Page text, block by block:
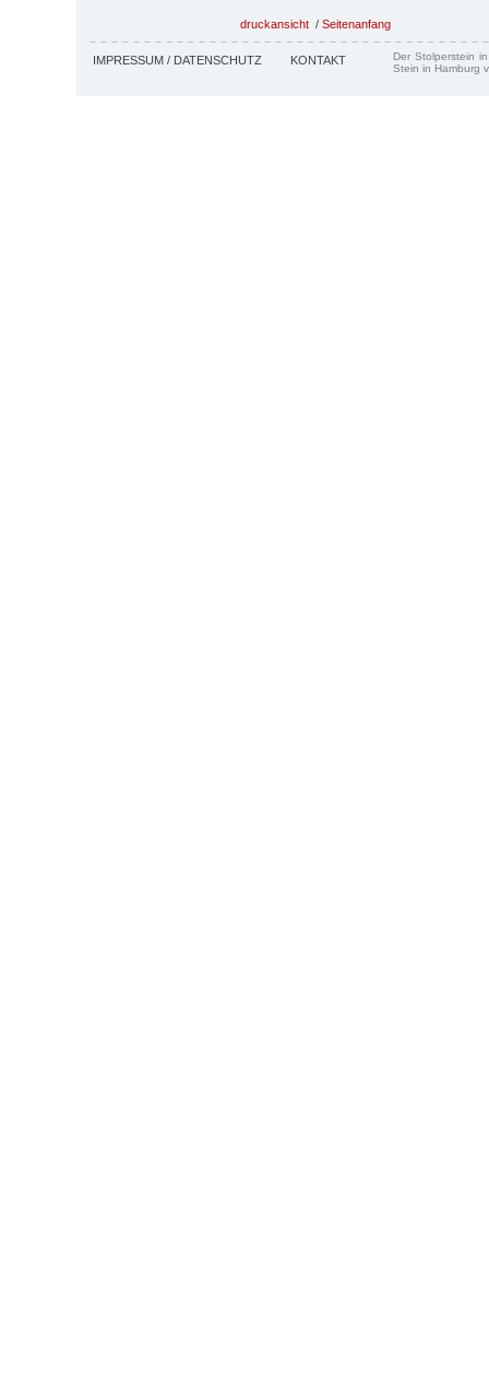
druckansicht / Seitenanfang
IMPRESSUM / DATENSCHUTZ KONTAKT
Der Stolperstein
Stein in Hamburg